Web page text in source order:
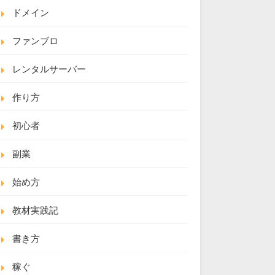
ドメイン
ファンブロ
レンタルサーバー
作り方
初心者
副業
始め方
教材実践記
書き方
稼ぐ